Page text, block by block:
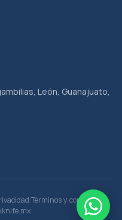
León, Guanajuato,
·Términos y condiciones·